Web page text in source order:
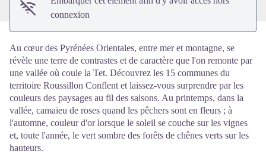
connexion
Au cœur des Pyrénées Orientales, entre mer et montagne, se
révèle une terre de contrastes et de caractère que l'on remonte par
une vallée où coule la Tet. Découvrez les 15 communes du
territoire Roussillon Conflent et laissez-vous surprendre par les
couleurs des paysages au fil des saisons. Au printemps, dans la
vallée, camaïeu de roses quand les pêchers sont en fleurs ; à
l'automne, couleur d'or lorsque le soleil se couche sur les vignes
et, toute l'année, le vert sombre des forêts de chênes verts sur les
hauteurs.